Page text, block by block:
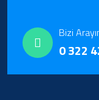
Bizi
0 322